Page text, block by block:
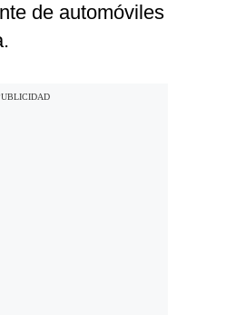
de automóviles